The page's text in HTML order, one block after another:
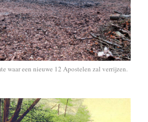
waar een nieuwe 12 Apostelen zal verrijzen.